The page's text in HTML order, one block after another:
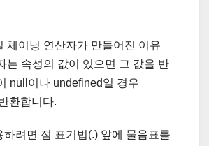
체이닝 연산자가 만들어진 이유
는 속성의 값이 있으면 그 값을 반
null이나 undefined일 경우
환합니다.
하려면 점 표기법(.) 앞에 물음표를